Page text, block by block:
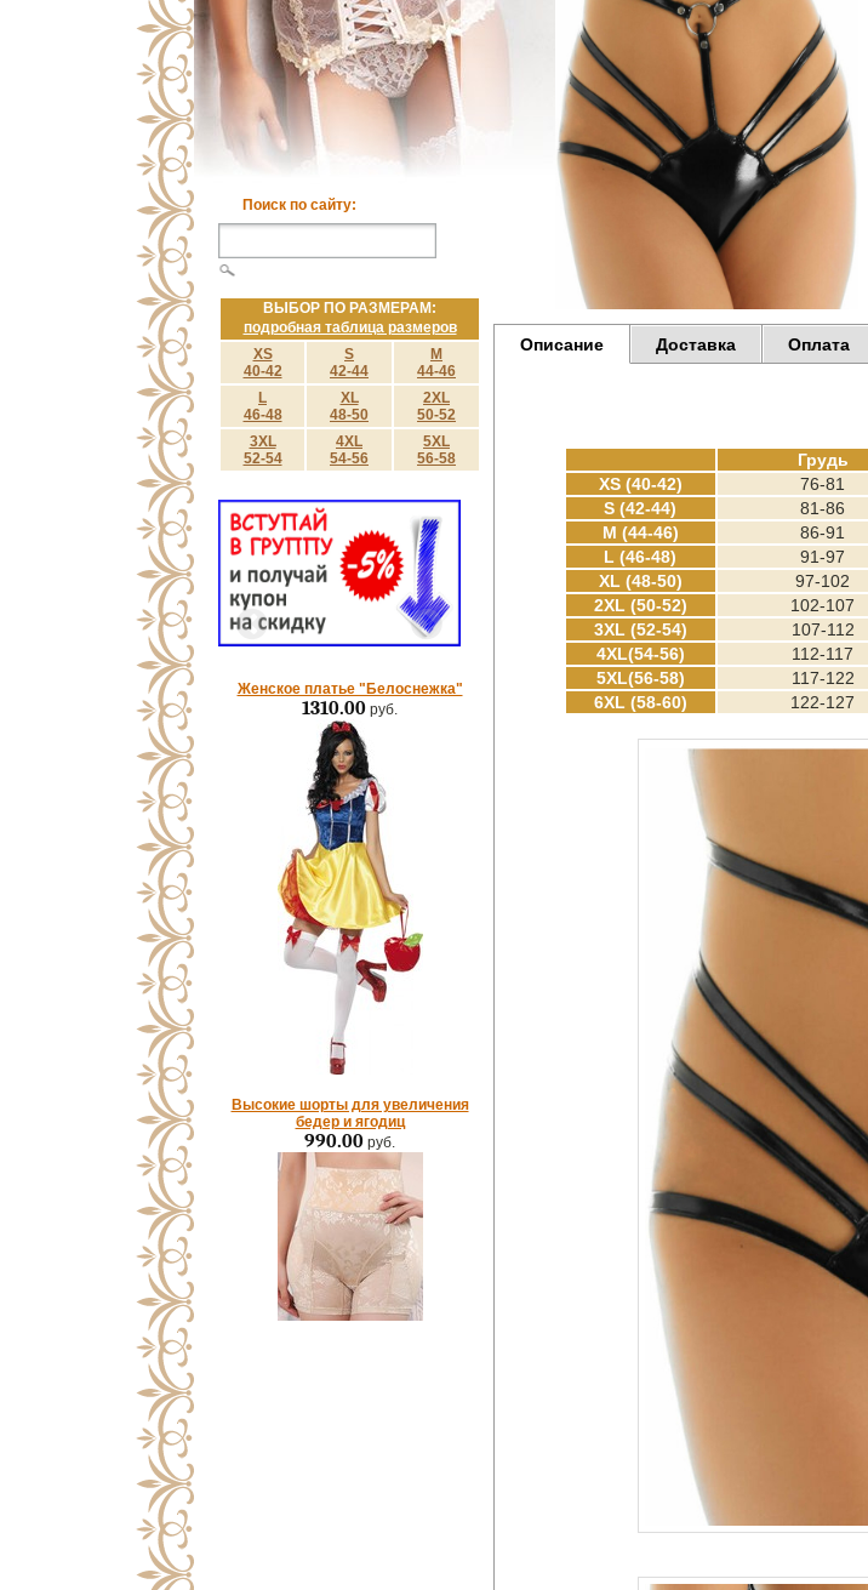
Поиск по сайту:
ВЫБОР ПО РАЗМЕРАМ:
подробная таблица размеров
XS
40-42
S
42-44
M
44-46
L
46-48
XL
48-50
2XL
50-52
3XL
52-54
4XL
54-56
5XL
56-58
Женское платье "Белоснежка"
1310.00 руб.
Высокие шорты для увеличения
бедер и ягодиц
990.00 руб.
Описание Доставка Оплата
Грудь
XS (40-42)
76-81
S (42-44)
81-86
M (44-46)
86-91
L (46-48)
91-97
XL (48-50)
97-102
2XL (50-52)
102-107
3XL (52-54)
107-112
4XL(54-56)
112-117
5XL(56-58)
117-122
6XL (58-60)
122-127